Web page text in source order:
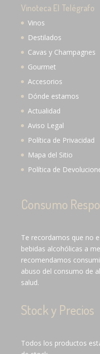
Vinoteca El Telégrafo
Vinos
Destilados
Cavas y Champagnes
Gourmet
Accesorios
Dónde estamos
Actualidad
Aviso Legal
Política de Privacidad
Mapa del Sitio
Política de
Consumo
Te recordamos que no
bebidas alcohólicas a
recomendamos
abuso del consumo de
salud.
Stock y Precios
Todos los productos